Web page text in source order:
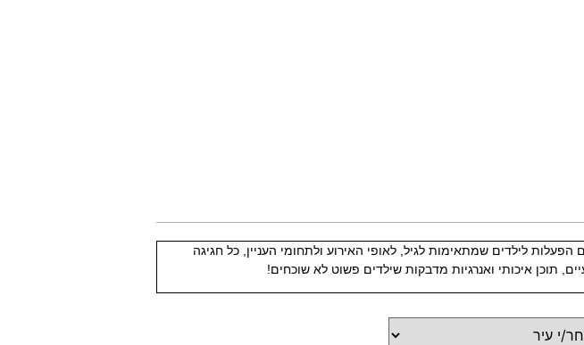
לילדים שמתאימות לגיל, לאופי האירוע ולתחומי העניין, כל חגיגה
תוכן איכותי ואנרגיות מדבקות שילדים פשוט לא שוכחים!